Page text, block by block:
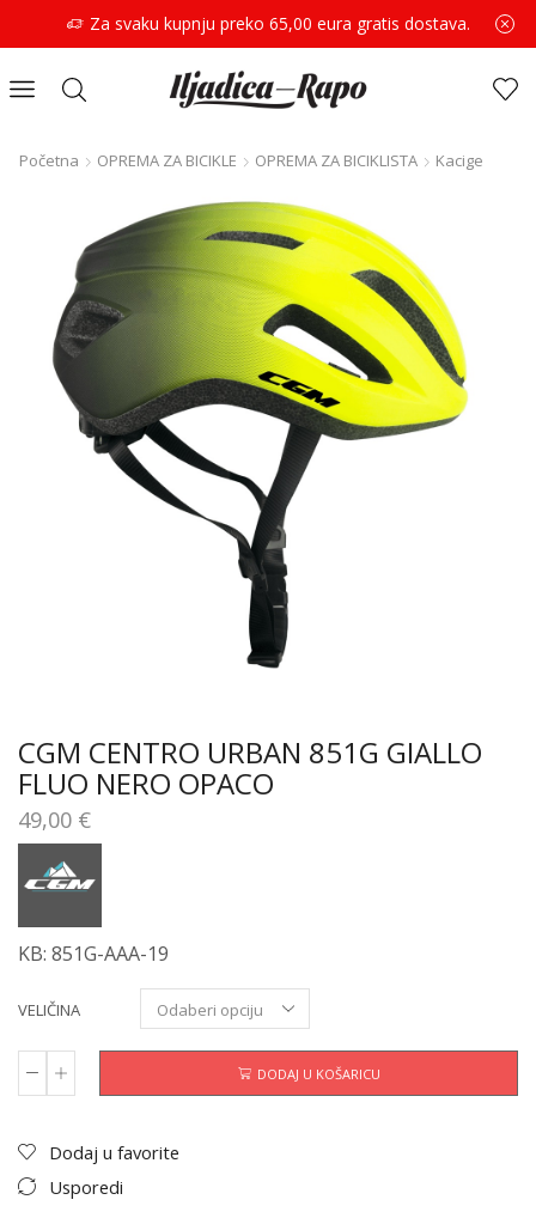
Za svaku kupnju preko 65,00 eura gratis dostava.
Početna OPREMA ZA BICIKLE OPREMA ZA BICIKLISTA Kacige
CGM CENTRO URBAN 851G GIALLO
FLUO NERO OPACO
49,00 €
KB: 851G-AAA-19
VELIČINA
DODAJ U KOŠARICU
Dodaj u favorite
Usporedi